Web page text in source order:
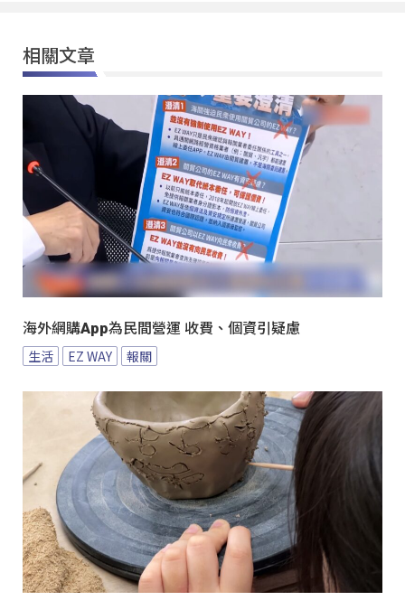
相關文章
海外網購App為民間營運 收費、個資引疑慮
生活 EZ WAY 報關